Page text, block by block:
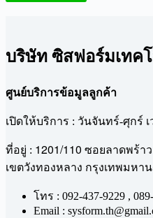
บริษัท ซิสฟอร์มเทค
ศูนย์บริการข้อมูลลูกค้า
เปิดให้บริการ : วันจันทร์-ศุกร์ เ
ที่อยู่ : 1201/110 ซอยลาดพร้าว
เขตวังทองหลาง กรุงเทพมหา
โทร : 092-437-9229 ,
Email :